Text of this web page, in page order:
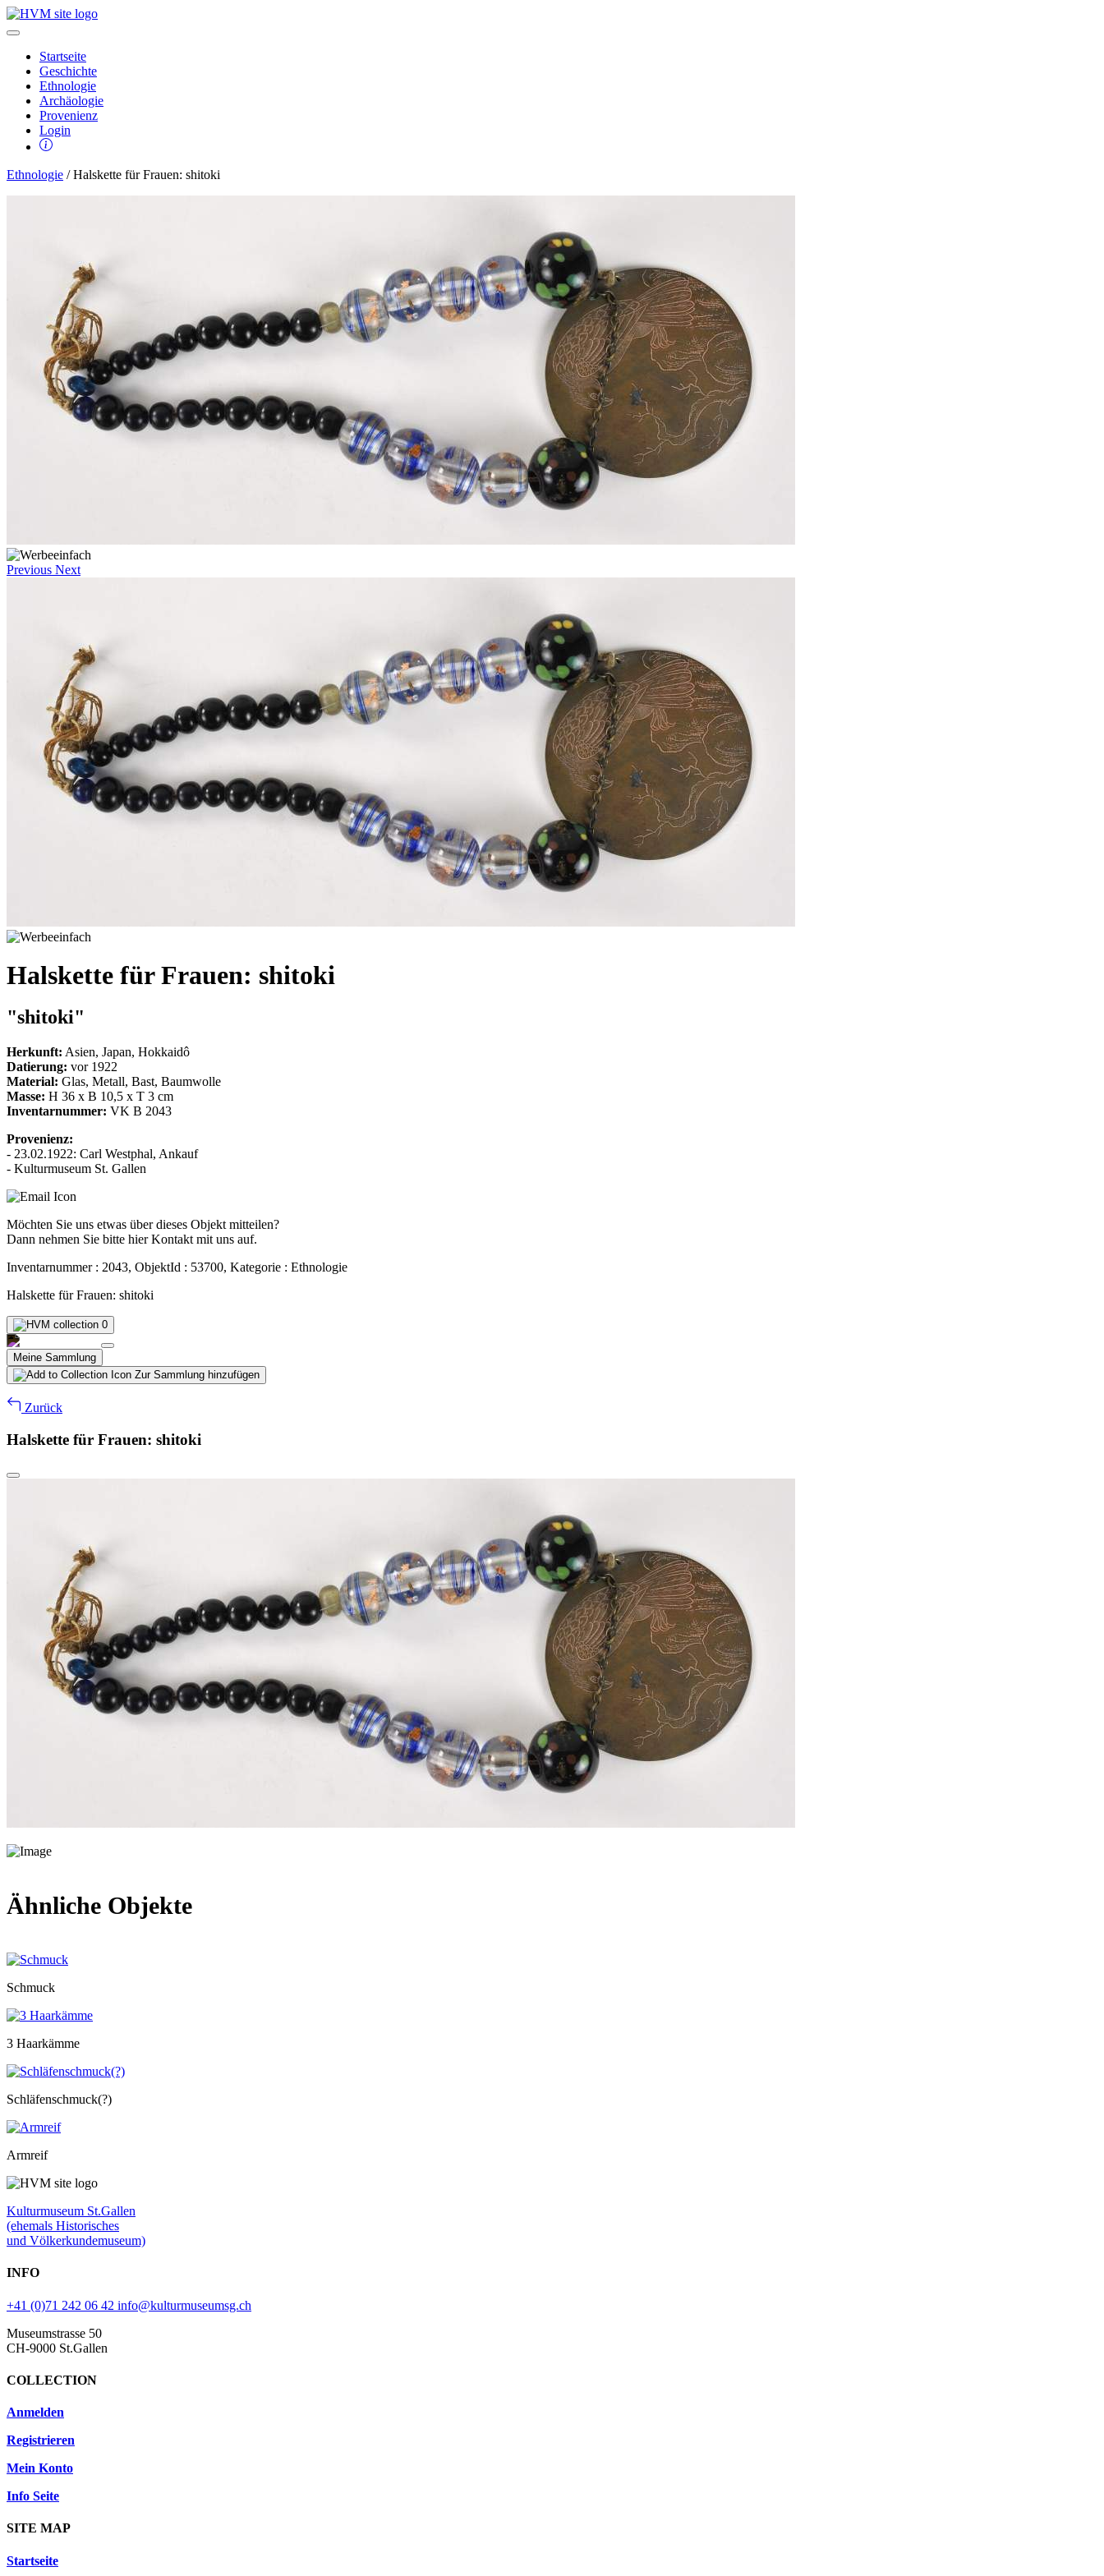
Startseite
Geschichte
Ethnologie
Archäologie
Provenienz
Login
Ethnologie / Halskette für Frauen: shitoki
Previous Next
Halskette für Frauen: shitoki
"shitoki"
Herkunft: Asien, Japan, Hokkaidô
Datierung: vor 1922
Material: Glas, Metall, Bast, Baumwolle
Masse: H 36 x B 10,5 x T 3 cm
Inventarnummer: VK B 2043
Provenienz:
- 23.02.1922: Carl Westphal, Ankauf
- Kulturmuseum St. Gallen
Möchten Sie uns etwas über dieses Objekt mitteilen?
Dann nehmen Sie bitte hier Kontakt mit uns auf.
Inventarnummer : 2043, ObjektId : 53700, Kategorie : Ethnologie
Halskette für Frauen: shitoki
0
Meine Sammlung
Zur Sammlung hinzufügen
Zurück
Halskette für Frauen: shitoki
Ähnliche Objekte
Schmuck
3 Haarkämme
Schläfenschmuck(?)
Armreif
Kulturmuseum St.Gallen
(ehemals Historisches
und Völkerkundemuseum)
INFO
+41 (0)71 242 06 42 info@kulturmuseumsg.ch
Museumstrasse 50
CH-9000 St.Gallen
COLLECTION
Anmelden
Registrieren
Mein Konto
Info Seite
SITE MAP
Startseite